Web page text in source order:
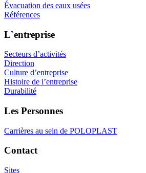
Évacuation des eaux usées
Références
L`entreprise
Secteurs d’activités
Direction
Culture d’entreprise
Histoire de l’entreprise
Durabilité
Les Personnes
Carrières au sein de POLOPLAST
Contact
Sites